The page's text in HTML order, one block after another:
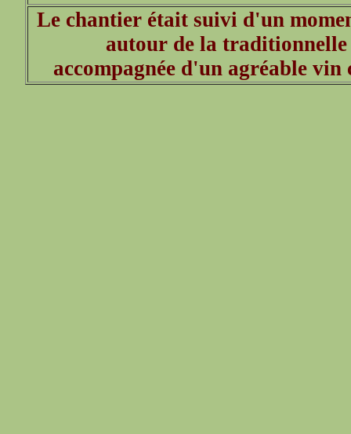
Le chantier était suivi d'un
autour de la
accompagnée d'un agréable